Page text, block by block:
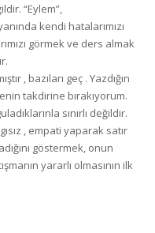
“Eylem”,
kendi hatalarımızı
görmek ve ders almak
, bazıları geç . Yazdığın
takdirine bırakıyorum.
sınırlı değildir.
, empati yaparak satır
göstermek, onun
yararlı olmasının ilk